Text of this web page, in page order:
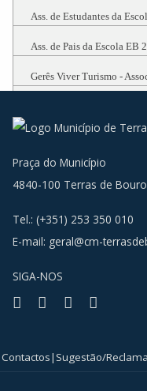
Ass. de Estudantes da
Ass. de Pais da Escola EB
Gerês Viver Turismo -
Praça do Município
4840-100 Terras de Bouro
Tel.: (+351) 253 350 010
E-mail: geral@cm-
SIGA-NOS
Contactos| Sugestão/